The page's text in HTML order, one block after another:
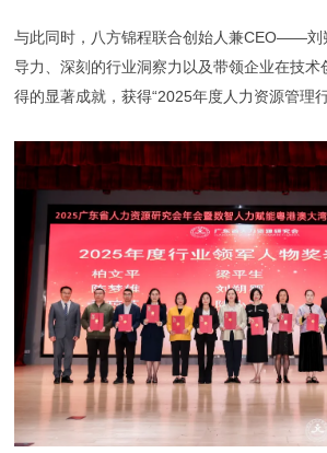
与此同时，八方锦程联合创始人兼CEO——刘
导力、深刻的行业洞察力以及带领企业在技术
得的显著成就，获得“2025年度人力资源管理